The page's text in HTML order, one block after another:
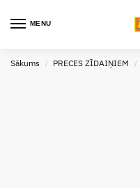
MENU
Sākums / PRECES ZĪDAIŅIEM /